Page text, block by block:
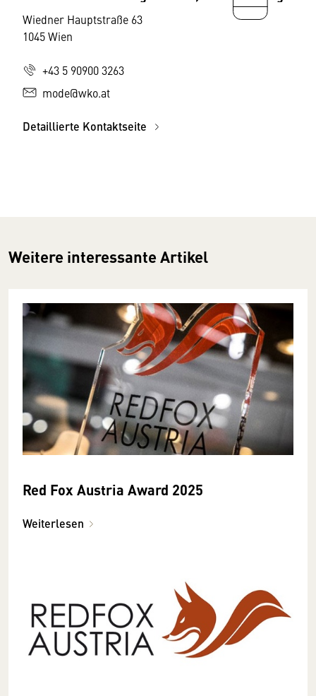
Wiedner Hauptstraße 63
1045 Wien
+43 5 90900 3263
mode@wko.at
Detaillierte Kontaktseite
Weitere interessante Artikel
Red Fox Austria Award 2025
Weiterlesen